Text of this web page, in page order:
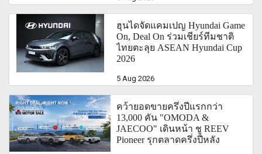
ฮุนไดจัดแคมเปญ Hyundai Game
On, Deal On ร่วมเชียร์ทีมชาติ
ไทยตะลุย ASEAN Hyundai Cup
2026
5 Aug 2026
คว้ายอดขายครึ่งปีแรกกว่า
13,000 คัน "OMODA &
JAECOO" เดินหน้า ชู REEV
Pioneer รุกตลาดครึ่งปีหลัง